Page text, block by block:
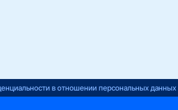
в отношении персональных данных
22 часов.
консультант свяжется с Вами